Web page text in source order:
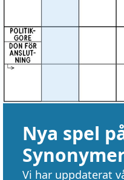
Nya spel
Vi har uppdaterat